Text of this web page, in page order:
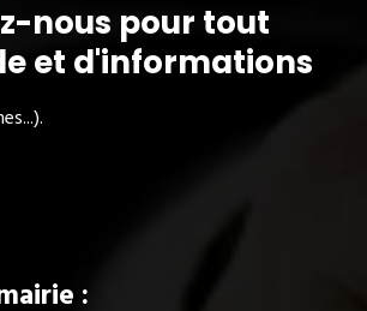
nous pour tout
et d'informations
: